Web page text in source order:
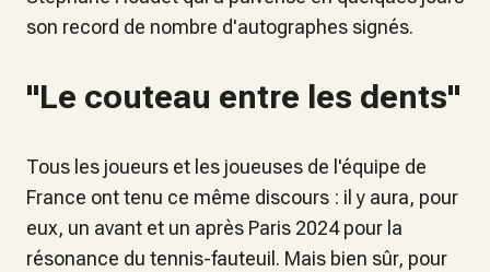
son record de nombre d'autographes signés.
"Le couteau entre les dents"
Tous les joueurs et les joueuses de l'équipe de
France ont tenu ce même discours : il y aura, pour
eux, un avant et un après Paris 2024 pour la
résonance du tennis-fauteuil. Mais bien sûr, pour